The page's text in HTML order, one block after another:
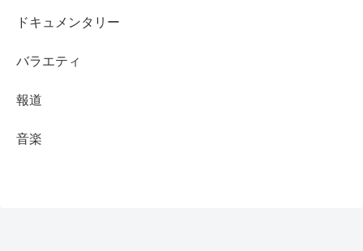
ドキュメンタリー
バラエティ
報道
音楽